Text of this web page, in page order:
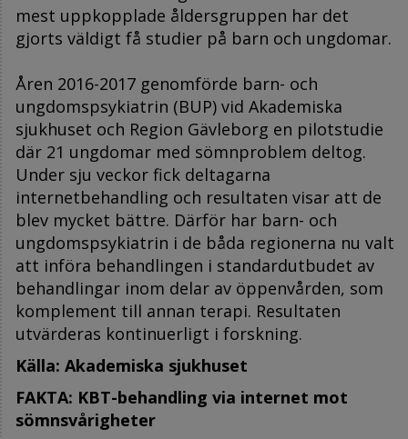
mest uppkopplade åldersgruppen har det
gjorts väldigt få studier på barn och ungdomar.
Åren 2016-2017 genomförde barn- och
ungdomspsykiatrin (BUP) vid Akademiska
sjukhuset och Region Gävleborg en pilotstudie
där 21 ungdomar med sömnproblem deltog.
Under sju veckor fick deltagarna
internetbehandling och resultaten visar att de
blev mycket bättre. Därför har barn- och
ungdomspsykiatrin i de båda regionerna nu valt
att införa behandlingen i standardutbudet av
behandlingar inom delar av öppenvården, som
komplement till annan terapi. Resultaten
utvärderas kontinuerligt i forskning.
Källa: Akademiska sjukhuset
FAKTA: KBT-behandling via internet mot
sömnsvårigheter